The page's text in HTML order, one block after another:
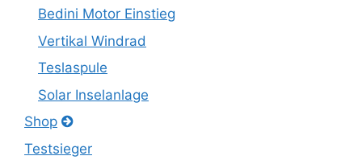
Bedini Motor Einstieg
Vertikal Windrad
Teslaspule
Solar Inselanlage
Shop
Testsieger